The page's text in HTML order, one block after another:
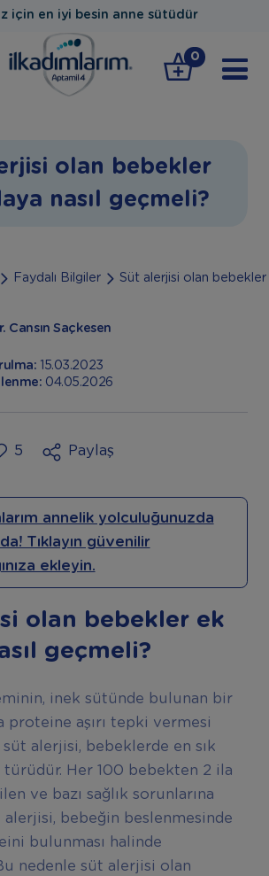
için en iyi besin anne sütüdür
0
olan bebekler
nasıl geçmeli?
Faydalı Bilgiler Süt alerjisi olan bebekler
Cansın Saçkesen
15.03.2023
04.05.2026
5 Paylaş
annelik yolculuğunuzda
Tıklayın güvenilir
ekleyin.
olan bebekler ek
geçmeli?
inek sütünde bulunan bir
proteine aşırı tepki vermesi
alerjisi, bebeklerde en sık
türüdür. Her 100 bebekten 2 ila
ve bazı sağlık sorunlarına
alerjisi, bebeğin beslenmesinde
bulunması halinde
nedenle süt alerjisi olan